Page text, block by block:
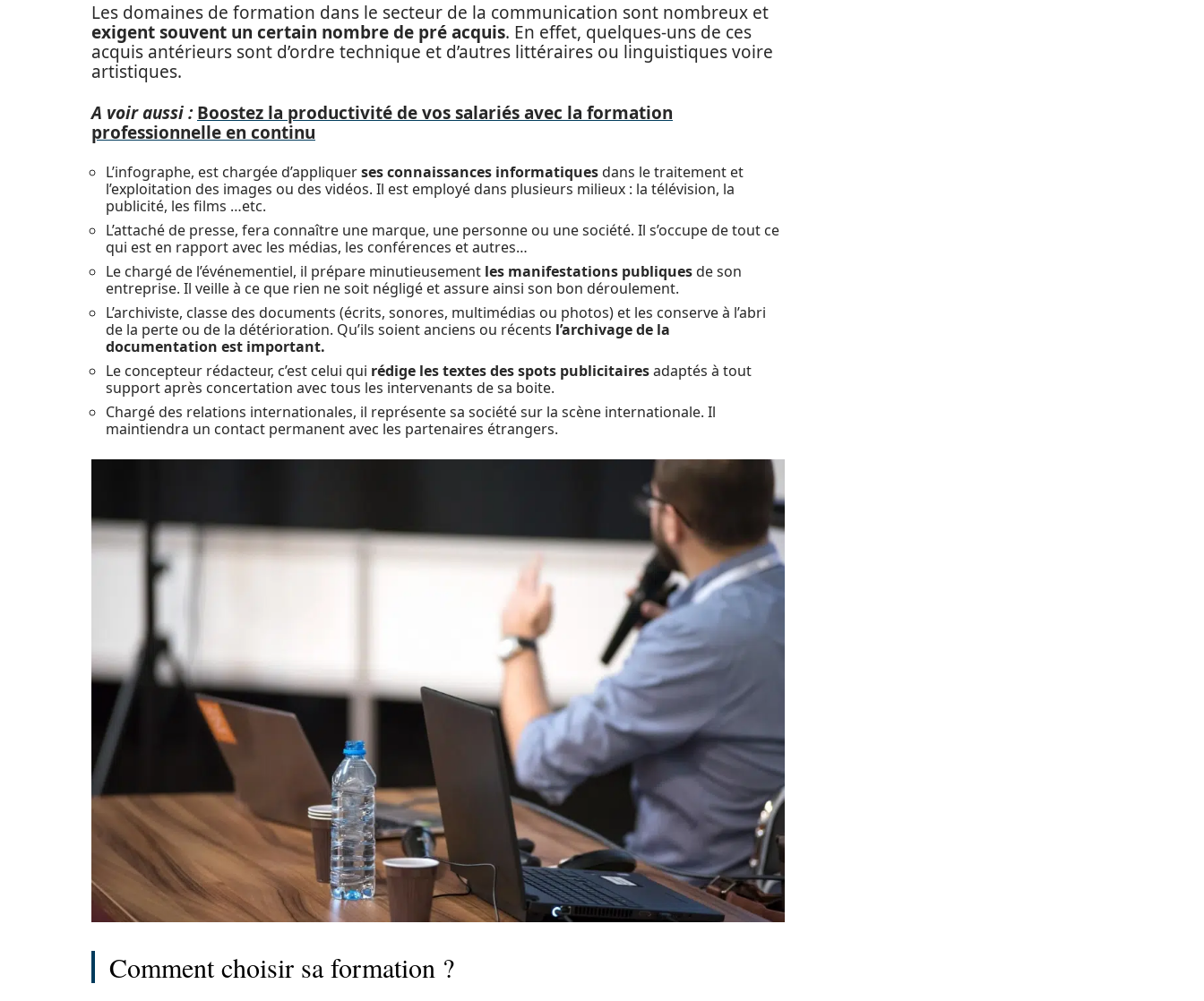
Les domaines de formation dans le secteur de la communication sont nombreux et
exigent souvent un certain nombre de pré acquis. En effet, quelques-uns de ces
acquis antérieurs sont d’ordre technique et d’autres littéraires ou linguistiques voire
artistiques.
A voir aussi : Boostez la productivité de vos salariés avec la formation
professionnelle en continu
L’infographe, est chargée d’appliquerses connaissances informatiquesdans le traitement et
l’exploitation des images ou des vidéos. Il est employé dans plusieurs milieux : la télévision, la
publicité, les films …etc.
L’attaché de presse, fera connaître une marque, une personne ou une société. Il s’occupe de tout ce
qui est en rapport avec les médias, les conférences et autres…
Le chargé de l’événementiel, il prépare minutieusement les manifestations publiquesde son
entreprise. Il veille à ce que rien ne soit négligé et assure ainsi son bon déroulement.
L’archiviste, classe des documents (écrits, sonores, multimédias ou photos) et les conserve à l’abri
de la perte ou de la détérioration. Qu’ils soient anciens ou récents l’archivage de la
documentation est important.
Le concepteur rédacteur, c’est celui qui rédige les textes des spots publicitairesadaptés à tout
support après concertation avec tous les intervenants de sa boite.
Chargé des relations internationales, il représente sa société sur la scène internationale. Il
maintiendra un contact permanent avec les partenaires étrangers.
Comment choisir sa formation ?